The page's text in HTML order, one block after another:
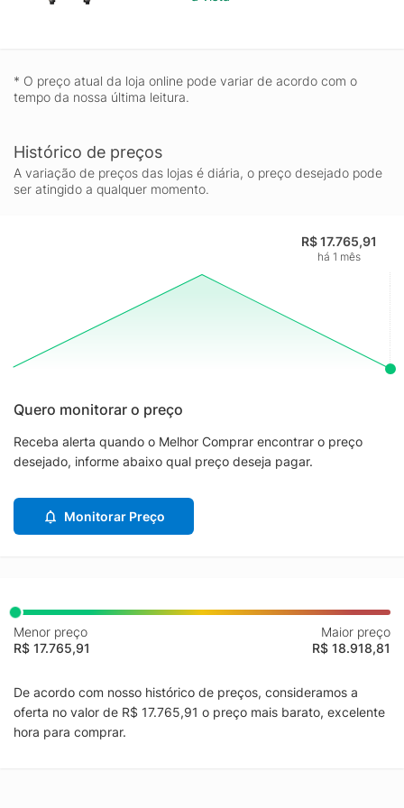
* O preço atual da loja online pode variar de acordo com o
tempo da nossa última leitura.
Histórico de preços
A variação de preços das lojas é diária, o preço desejado pode
ser atingido a qualquer momento.
R$ 17.765,91
há 1 mês
Quero monitorar o preço
Receba alerta quando o Melhor Comprar encontrar o preço
desejado, informe abaixo qual preço deseja pagar.
Monitorar Preço
Menor preço
R$ 17.765,91
Maior preço
R$ 18.918,81
De acordo com nosso histórico de preços, consideramos a
oferta no valor de R$ 17.765,91 o preço mais barato, excelente
hora para comprar.